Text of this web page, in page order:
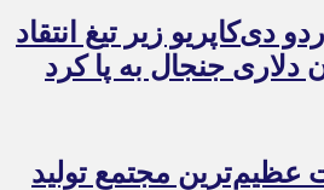
دی‌کاپریو زیر تیغ انتقاد
عظیم‌ترین مجتمع تولید